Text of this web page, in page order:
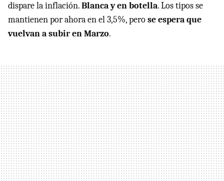
dispare la inflación.Blanca y en botella. Los tipos se
mantienen por ahora en el 3,5%, perose espera que
vuelvan a subir en Marzo.